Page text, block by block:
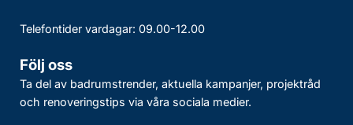
Telefontider vardagar: 09.00-12.00
Följ oss
Ta del av badrumstrender, aktuella kampanjer, projektråd
och renoveringstips via våra sociala medier.